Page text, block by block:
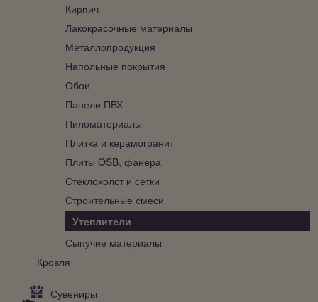
Кирпич
Лакокрасочные материалы
Металлопродукция
Напольные покрытия
Обои
Панели ПВХ
Пиломатериалы
Плитка и керамогранит
Плиты OSB, фанера
Стеклохолст и сетки
Строительные смеси
Утеплители
Сыпучие материалы
Кровля
Сувениры